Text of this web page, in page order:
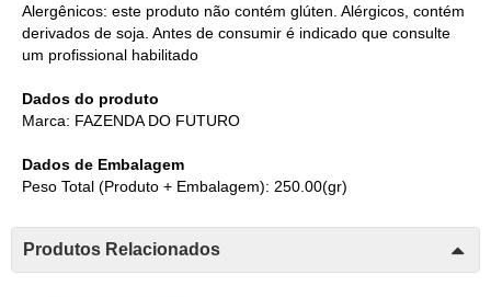
Alergênicos: este produto não contém glúten. Alérgicos, contém
derivados de soja. Antes de consumir é indicado que consulte
um profissional habilitado
Dados do produto
Marca: FAZENDA DO FUTURO
Dados de Embalagem
Peso Total (Produto + Embalagem): 250.00(gr)
Produtos Relacionados